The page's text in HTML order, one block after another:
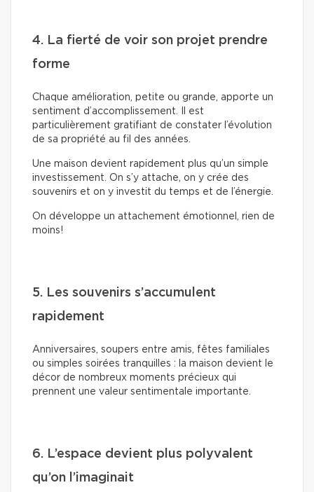
4. La fierté de voir son projet prendre
forme
Chaque amélioration, petite ou grande, apporte un
sentiment d’accomplissement. Il est
particulièrement gratifiant de constater l’évolution
de sa propriété au fil des années.
Une maison devient rapidement plus qu’un simple
investissement. On s’y attache, on y crée des
souvenirs et on y investit du temps et de l’énergie.
On développe un attachement émotionnel, rien de
moins!
5. Les souvenirs s’accumulent
rapidement
Anniversaires, soupers entre amis, fêtes familiales
ou simples soirées tranquilles : la maison devient le
décor de nombreux moments précieux qui
prennent une valeur sentimentale importante.
6. L’espace devient plus polyvalent
qu’on l’imaginait